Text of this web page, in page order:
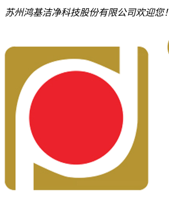
苏州鸿基洁净科技股份有限公司欢迎您！